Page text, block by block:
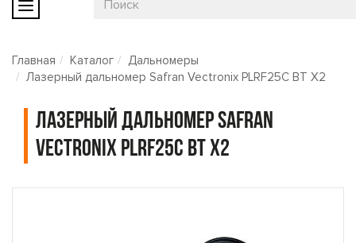
Главная Каталог
Дальномеры
Лазерный дальномер Safran Vectronix PLRF25C BT X2
Лазерный дальномер Safran
Vectronix PLRF25C BT X2